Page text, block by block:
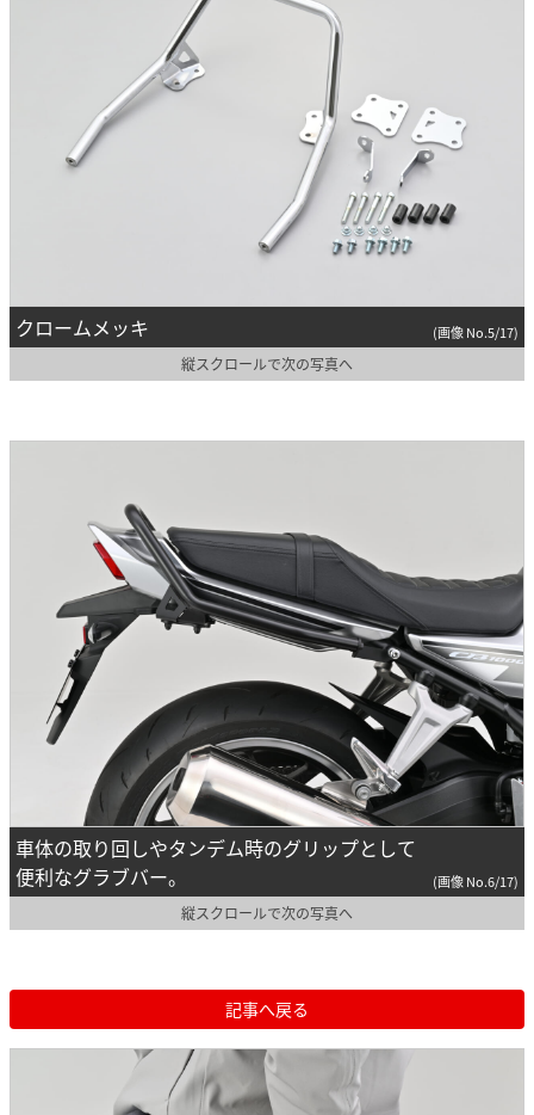
クロームメッキ (画像 No.5/17)
縦スクロールで次の写真へ
車体の取り回しやタンデム時のグリップとして
便利なグラブバー。
(画像 No.6/17)
縦スクロールで次の写真へ
記事へ戻る